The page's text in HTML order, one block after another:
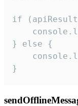
if
} else {
}